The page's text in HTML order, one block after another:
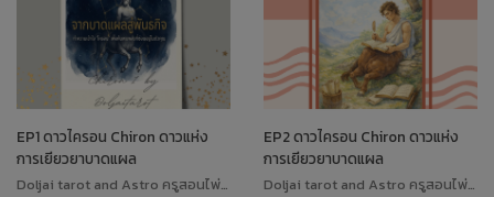
EP1 ดาวไครอน Chiron ดาวแห่ง
การเยียวยาบาดแผล
Doljai tarot and Astro ครูสอนไพ่ทาโรต์
EP2 ดาวไครอน Chiron ดาวแห่ง
การเยียวยาบาดแผล
Doljai tarot and Astro ครูสอนไพ่ทาโรต์